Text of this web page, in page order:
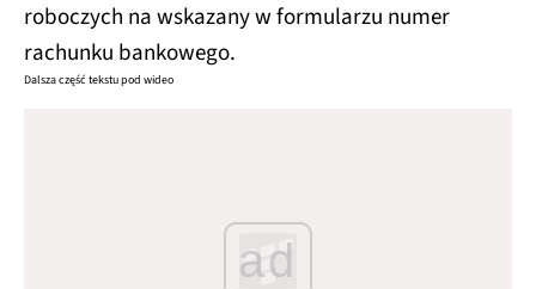
roboczych na wskazany w formularzu numer
rachunku bankowego.
Dalsza część tekstu pod wideo
ad